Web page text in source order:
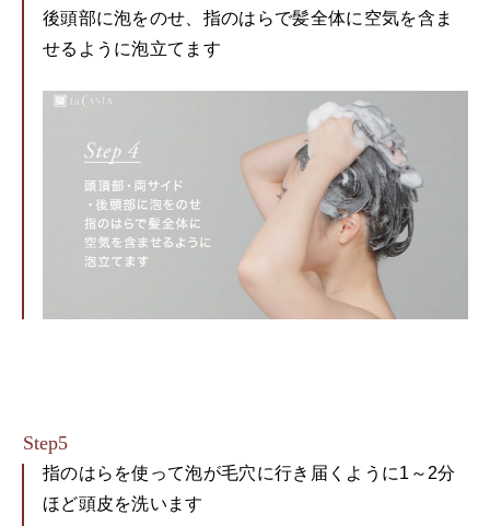
後頭部に泡をのせ、指のはらで髪全体に空気を含ま
せるように泡立てます
指のはらを使って泡が毛穴に行き届くように1～2分
ほど頭皮を洗います